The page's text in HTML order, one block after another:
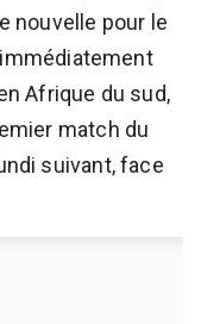
nouvelle pour le
Afrique du sud,
match du
suivant, face